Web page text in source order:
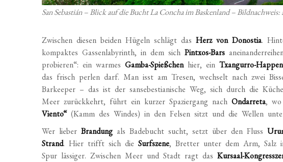
San Sebastián – Blick auf die Bucht La Concha im Baskenland –
Zwischen diesen beiden Hügeln schlägt dasHerz von Donostia.
kompaktes Gassenlabyrinth, in dem sichPintxos-Bars
probieren“: ein warmesGamba-Spießchenhier, einTxangurro-Happen
das frisch perlen darf. Man isst am Tresen, wechselt nach zwei
Barkeeper – das ist der sansebestianische Weg, sich durch die
Meer zurückkehrt, führt ein kurzer Spaziergang nachOndarreta,
Viento“(Kamm des Windes) in den Felsen sitzt und die Wellen
Wer lieberBrandung als Badebucht sucht, setzt über den Fluss
Strand. Hier trifft sich dieSurfszene, Bretter unter dem Arm, Salz
Spur lässiger. Zwischen Meer und Stadt ragt dasKursaal-